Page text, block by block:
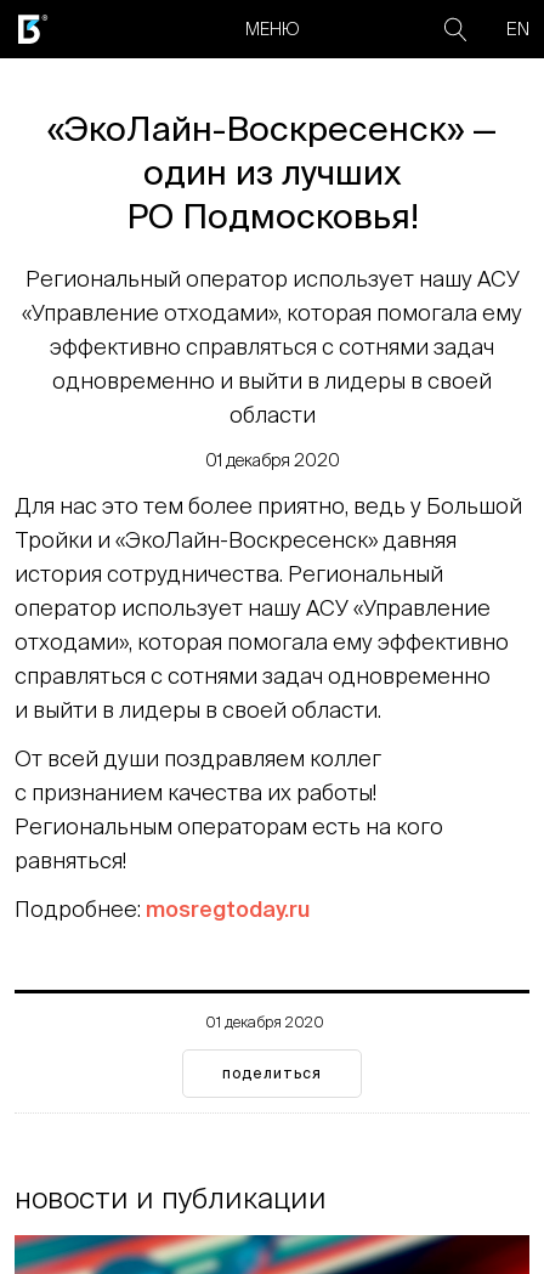
МЕНЮ EN
«ЭкоЛайн-Воскресенск» —
один из лучших
РО Подмосковья!
Региональный оператор использует нашу АСУ
«Управление отходами», которая помогала ему
эффективно справляться с сотнями задач
одновременно и выйти в лидеры в своей
области
01 декабря 2020
Для нас это тем более приятно, ведь у Большой
Тройки и «ЭкоЛайн-Воскресенск» давняя
история сотрудничества. Региональный
оператор использует нашу АСУ «Управление
отходами», которая помогала ему эффективно
справляться с сотнями задач одновременно
и выйти в лидеры в своей области.
От всей души поздравляем коллег
с признанием качества их работы!
Региональным операторам есть на кого
равняться!
Подробнее: mosregtoday.ru
01 декабря 2020
поделиться
новости и публикации